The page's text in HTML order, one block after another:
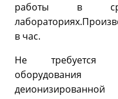
работы в
в час.
Не требуется